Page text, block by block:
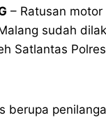
– Ratusan
sudah
Satlantas
berupa